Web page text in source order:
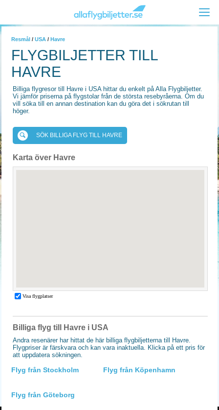
Resmål / USA / Havre
FLYGBILJETTER TILL
HAVRE
Billiga flygresor till Havre i USA hittar du enkelt på Alla Flygbiljetter.
Vi jämför priserna på flygstolar från de största resebyråerna. Om du
vill söka till en annan destination kan du göra det i sökrutan till
höger.
SÖK BILLIGA FLYG TILL HAVRE
Karta över Havre
Billiga flyg till Havre i USA
Andra resenärer har hittat de här billiga flygbiljetterna till Havre.
Flygpriser är färskvara och kan vara inaktuella. Klicka på ett pris för
att uppdatera sökningen.
Flyg från Stockholm Flyg från Köpenhamn
Flyg från Göteborg